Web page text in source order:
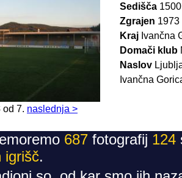
Sedišča 1500
Zgrajen 1973
Kraj Ivančna
Domači klub
Naslov
Ivančna
od 7. naslednja >
687 fotografij 124
igrišč.